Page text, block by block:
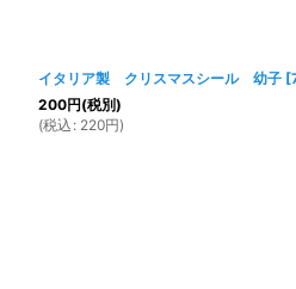
イタリア製 クリスマスシール 幼子 [
200円(税別)
(税込 : 220円)